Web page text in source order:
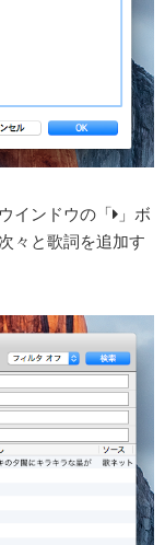
インドウの「
」ボ
々と歌詞を追加す